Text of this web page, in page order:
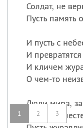
Солдат, не
Пусть память
И пусть с
И
И кличем
О чем-то
Люди мира,
Скажем
1 2 3